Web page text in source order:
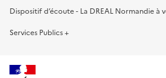
Dispositif d’écoute - La DREAL Normandie à
Services Publics +